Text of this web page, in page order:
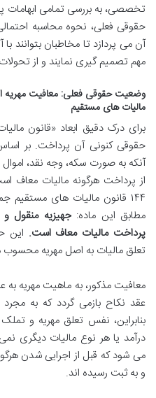
تخصصی، به بررسی تمامی
حقوقی فعلی، نحوه محاسبه
آن می پردازد تا مخاطبان بتوانند
مهم تصمیم گیری نمایند و از
مالیات های مستقیم
برای درک دقیق ابعاد «قانون
حقوقی کنونی آن پرداخت. بر
آنکه به صورت سکه، وجه نقد،
از پرداخت هرگونه مالیات معاف
۱۴۴ قانون مالیات های
مطابق این ماده:جهیزیه منقول و
پرداخت مالیات معاف است. این
تعلق مالیات به اصل مهریه
معافیت مذکور، به ماهیت مهریه
عقد نکاح بازمی گردد که به
بنابراین، نفس تعلق مهریه و
درآمد یا هر نوع مالیات دیگری
می شود که قبل از اجرایی شدن
و به ثبت رسیده اند.